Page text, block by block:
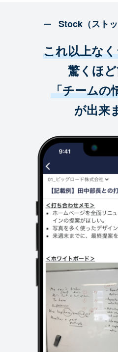
Stock（スト
これ以上な
驚くほ
「チームの
が出来